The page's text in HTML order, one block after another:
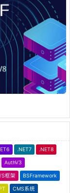
.NET7 .NET8
AuthV3
S框架 BSFramework
CMS系统